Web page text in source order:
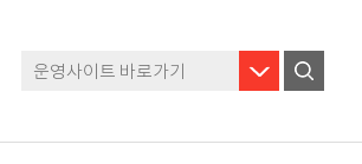
운영사이트 바로가기